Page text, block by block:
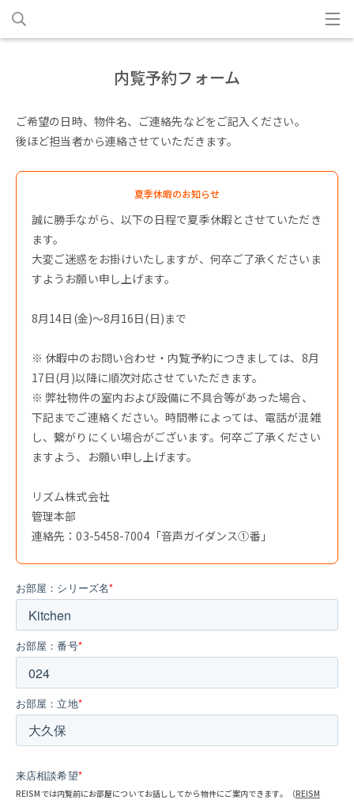
内覧予約フォーム
ご希望の日時、物件名、ご連絡先などをご記入ください。
後ほど担当者から連絡させていただきます。
夏季休暇のお知らせ
誠に勝手ながら、以下の日程で夏季休暇とさせていただき
ます。
大変ご迷惑をお掛けいたしますが、何卒ご了承くださいま
すようお願い申し上げます。
8月14日(金)〜8月16日(日)まで
※ 休暇中のお問い合わせ・内覧予約につきましては、8月
17日(月)以降に順次対応させていただきます。
※ 弊社物件の室内および設備に不具合等があった場合、
下記までご連絡ください。時間帯によっては、電話が混雑
し、繋がりにくい場合がございます。何卒ご了承ください
ますよう、お願い申し上げます。
リズム株式会社
管理本部
連絡先：03-5458-7004「音声ガイダンス①番」
お部屋：シリーズ名*
お部屋：番号*
お部屋：立地*
来店相談希望*
REISMでは内覧前にお部屋についてお話ししてから物件にご案内できます。（REISM